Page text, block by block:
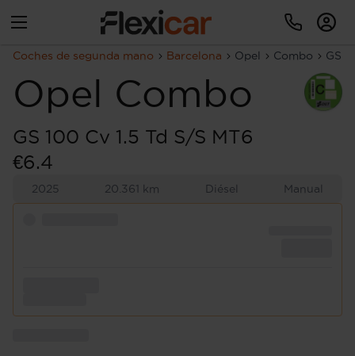
Coches de segunda mano Barcelona Opel Combo GS
Opel Combo
GS 100 Cv 1.5 Td S/S MT6
€6.4
2025 20.361 km Diésel Manual